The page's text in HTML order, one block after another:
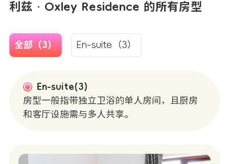
利兹 · Oxley Residence 的所有房型
全部（3） En-suite（3）
En-suite(3)
房型一般指带独立卫浴的单人房间，且厨房
和客厅设施需与多人共享。